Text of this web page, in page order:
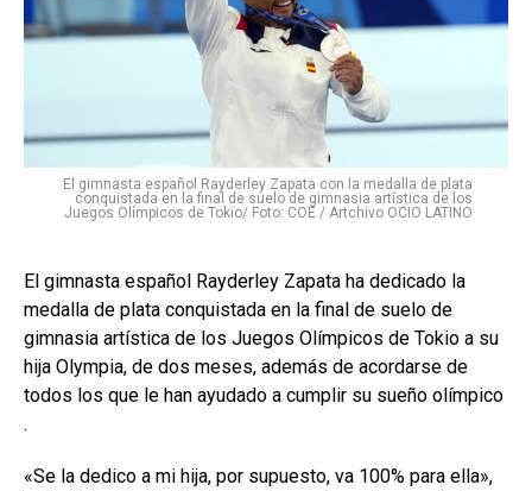
El gimnasta español Rayderley Zapata con la medalla de plata
conquistada en la final de suelo de gimnasia artística de los
Juegos Olímpicos de Tokio/ Foto: COE / Artchivo OCIO LATINO
El gimnasta español Rayderley Zapata ha dedicado la
medalla de plata conquistada en la final de suelo de
gimnasia artística de los Juegos Olímpicos de Tokio a su
hija Olympia, de dos meses, además de acordarse de
todos los que le han ayudado a cumplir su sueño olímpico
.
«Se la dedico a mi hija, por supuesto, va 100% para ella»,